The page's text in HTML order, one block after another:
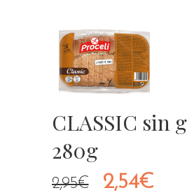
CLASSIC sin
280g
2,95€
El
2,54€El